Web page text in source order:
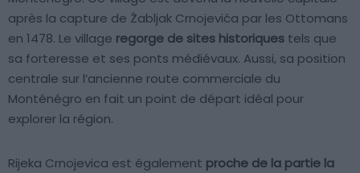
après la capture de Žabljak Crnojevića par les Ottomans
en 1478. Le village regorge de sites historiques tels que
sa forteresse et ses ponts médiévaux. Aussi, sa position
centrale sur l’ancienne route commerciale du
Monténégro en fait un point de départ idéal pour
explorer la région.
Rijeka Crnojevica est également proche de la partie la